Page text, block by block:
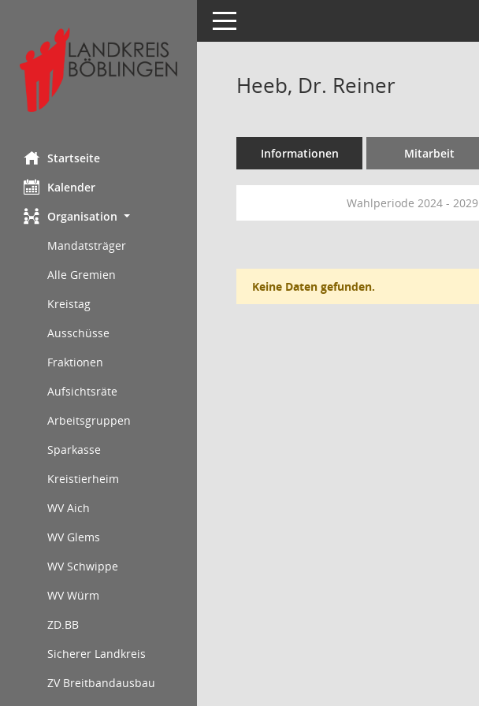
Startseite
Kalender
Organisation
Mandatsträger
Alle Gremien
Kreistag
Ausschüsse
Fraktionen
Aufsichtsräte
Arbeitsgruppen
Sparkasse
Kreistierheim
WV Aich
WV Glems
WV Schwippe
WV Würm
ZD.BB
Sicherer Landkreis
ZV Breitbandausbau
Toggle navigation
Heeb, Dr. Reiner
Informationen Mitarbeit
Wahlperiode 2024 - 2029
Keine Daten gefunden.